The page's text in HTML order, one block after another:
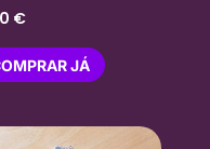
€
JÁ